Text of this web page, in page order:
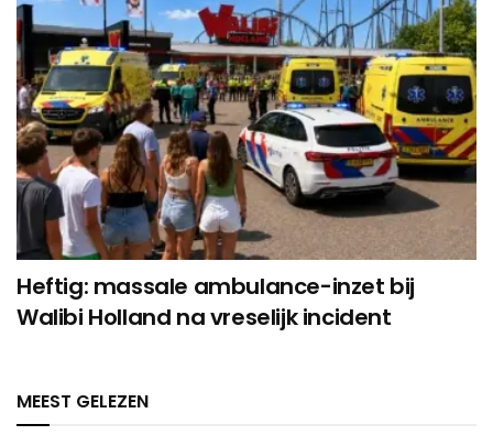
Heftig: massale ambulance-inzet bij
Walibi Holland na vreselijk incident
MEEST GELEZEN